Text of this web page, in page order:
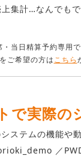
集計…なんでも
当日精算予約専用
ご希望の方はこちら
で実際の
ステムの機能や
／